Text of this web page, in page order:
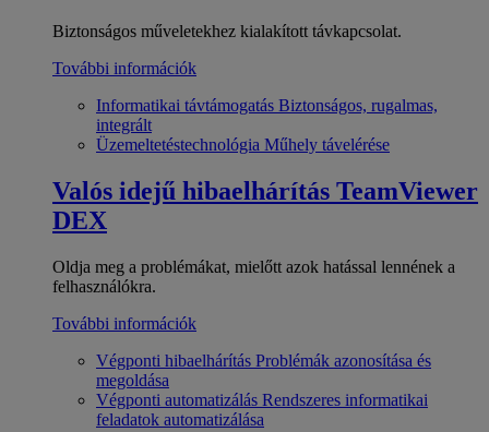
Biztonságos műveletekhez kialakított távkapcsolat.
További információk
Informatikai távtámogatás Biztonságos, rugalmas,
integrált
Üzemeltetéstechnológia Műhely távelérése
Valós idejű hibaelhárítás TeamViewer
DEX
Oldja meg a problémákat, mielőtt azok hatással lennének a
felhasználókra.
További információk
Végponti hibaelhárítás Problémák azonosítása és
megoldása
Végponti automatizálás Rendszeres informatikai
feladatok automatizálása